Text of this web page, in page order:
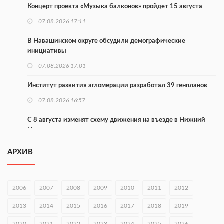
Концерт проекта «Музыка балконов» пройдет 15 августа
07.08.2026 17:11
В Навашинском округе обсудили демографические
инициативы
07.08.2026 17:01
Институт развития агломерации разработал 39 генпланов
07.08.2026 16:57
С 8 августа изменят схему движения на въезде в Нижний
Новгород
В Нижегородской области прошло заседание АТК и
07.08.2026 14:54
В Чкаловске спустили на воду «Метеор-120Р»
АРХИВ
2006 2007 2008 2009 2010 2011 2012
2013 2014 2015 2016 2017 2018 2019